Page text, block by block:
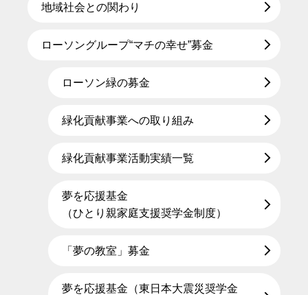
地域社会との関わり
ローソングループ“マチの幸せ”募金
ローソン緑の募金
緑化貢献事業への取り組み
緑化貢献事業活動実績一覧
夢を応援基金
（ひとり親家庭支援奨学金制度）
「夢の教室」募金
夢を応援基金（東日本大震災奨学金